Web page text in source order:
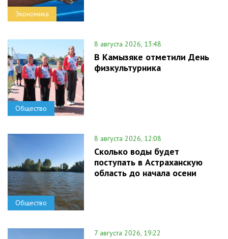
Экономика
Общество
8 августа 2026, 13:48
В Камызяке отметили День
физкультурника
Общество
8 августа 2026, 12:08
Сколько воды будет
поступать в Астраханскую
область до начала осени
7 августа 2026, 19:22